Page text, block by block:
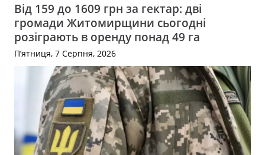
Від 159 до 1609 грн за гектар: дві
громади Житомирщини сьогодні
розіграють в оренду понад 49 га
П’ятниця, 7 Серпня, 2026